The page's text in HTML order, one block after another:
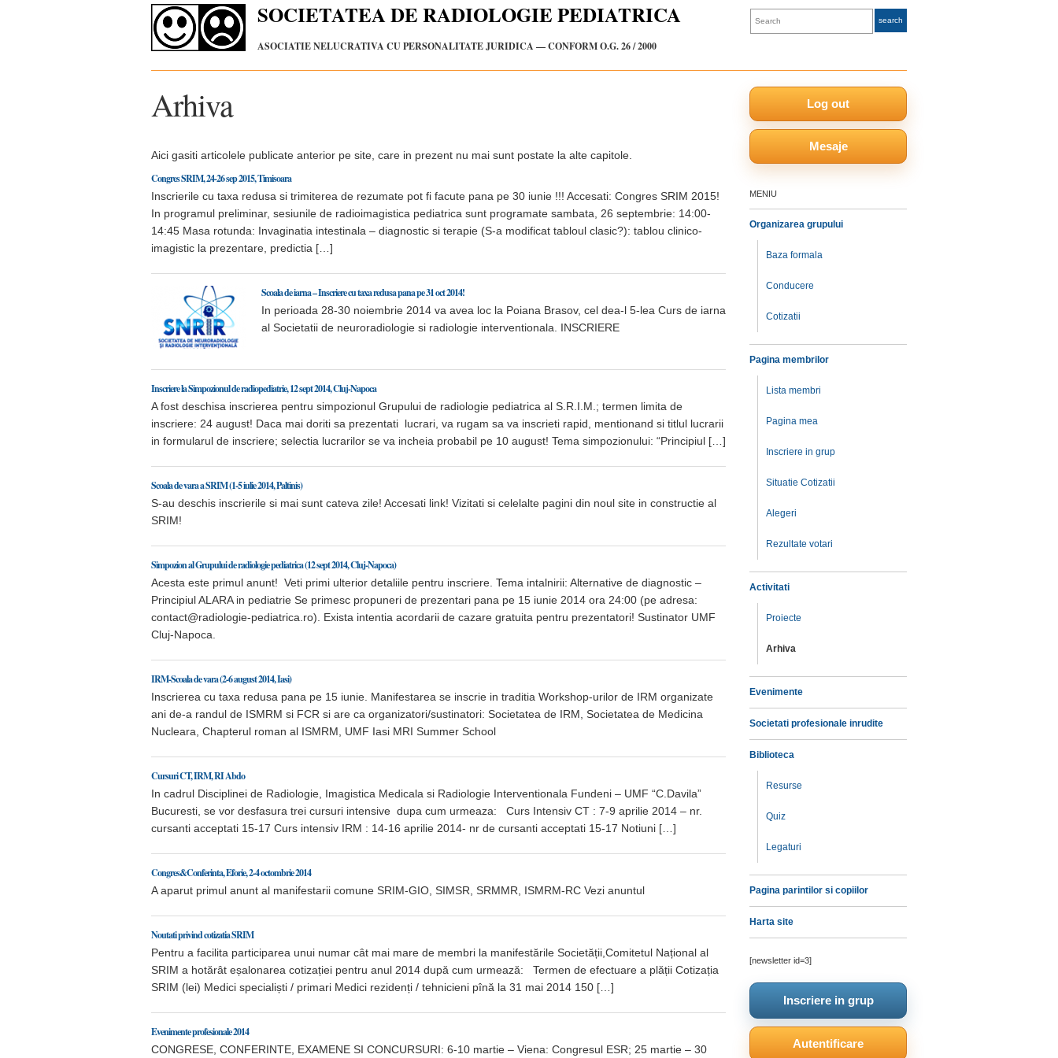
SOCIETATEA DE RADIOLOGIE PEDIATRICA
ASOCIATIE NELUCRATIVA CU PERSONALITATE JURIDICA — CONFORM O.G. 26 / 2000
Arhiva
Aici gasiti articolele publicate anterior pe site, care in prezent nu mai sunt postate la alte capitole.
Congres SRIM, 24-26 sep 2015, Timisoara
Inscrierile cu taxa redusa si trimiterea de rezumate pot fi facute pana pe 30 iunie !!! Accesati: Congres SRIM 2015!
In programul preliminar, sesiunile de radioimagistica pediatrica sunt programate sambata, 26 septembrie: 14:00-
14:45 Masa rotunda: Invaginatia intestinala – diagnostic si terapie (S-a modificat tabloul clasic?): tablou clinico-
imagistic la prezentare, predictia […]
Scoala de iarna – Inscriere cu taxa redusa pana pe 31 oct 2014!
In perioada 28-30 noiembrie 2014 va avea loc la Poiana Brasov, cel dea-l 5-lea Curs de iarna
al Societatii de neuroradiologie si radiologie interventionala. INSCRIERE
Inscriere la Simpozionul de radiopediatrie, 12 sept 2014, Cluj-Napoca
A fost deschisa inscrierea pentru simpozionul Grupului de radiologie pediatrica al S.R.I.M.; termen limita de
inscriere: 24 august! Daca mai doriti sa prezentati lucrari, va rugam sa va inscrieti rapid, mentionand si titlul lucrarii
in formularul de inscriere; selectia lucrarilor se va incheia probabil pe 10 august! Tema simpozionului: “Principiul […]
Scoala de vara a SRIM (1-5 iulie 2014, Paltinis)
S-au deschis inscrierile si mai sunt cateva zile! Accesati link! Vizitati si celelalte pagini din noul site in constructie al
SRIM!
Simpozion al Grupului de radiologie pediatrica (12 sept 2014, Cluj-Napoca)
Acesta este primul anunt! Veti primi ulterior detaliile pentru inscriere. Tema intalnirii: Alternative de diagnostic –
Principiul ALARA in pediatrie Se primesc propuneri de prezentari pana pe 15 iunie 2014 ora 24:00 (pe adresa:
contact@radiologie-pediatrica.ro). Exista intentia acordarii de cazare gratuita pentru prezentatori! Sustinator UMF
Cluj-Napoca.
IRM-Scoala de vara (2-6 august 2014, Iasi)
Inscrierea cu taxa redusa pana pe 15 iunie. Manifestarea se inscrie in traditia Workshop-urilor de IRM organizate
ani de-a randul de ISMRM si FCR si are ca organizatori/sustinatori: Societatea de IRM, Societatea de Medicina
Nucleara, Chapterul roman al ISMRM, UMF Iasi MRI Summer School
Cursuri CT, IRM, RI Abdo
In cadrul Disciplinei de Radiologie, Imagistica Medicala si Radiologie Interventionala Fundeni – UMF “C.Davila”
Bucuresti, se vor desfasura trei cursuri intensive dupa cum urmeaza: Curs Intensiv CT : 7-9 aprilie 2014 – nr.
cursanti acceptati 15-17 Curs intensiv IRM : 14-16 aprilie 2014- nr de cursanti acceptati 15-17 Notiuni […]
Congres&Conferinta, Eforie, 2-4 octombrie 2014
A aparut primul anunt al manifestarii comune SRIM-GIO, SIMSR, SRMMR, ISMRM-RC Vezi anuntul
Noutati privind cotizatia SRIM
Pentru a facilita participarea unui numar cât mai mare de membri la manifestările Societății,Comitetul Național al
SRIM a hotărât eșalonarea cotizației pentru anul 2014 după cum urmează: Termen de efectuare a plății Cotizația
SRIM (lei) Medici specialiști / primari Medici rezidenți / tehnicieni pînă la 31 mai 2014 150 […]
Evenimente profesionale 2014
CONGRESE, CONFERINTE, EXAMENE SI CONCURSURI: 6-10 martie – Viena: Congresul ESR; 25 martie – 30
Log out
Mesaje
MENIU
Organizarea grupului
Baza formala
Conducere
Cotizatii
Pagina membrilor
Lista membri
Pagina mea
Inscriere in grup
Situatie Cotizatii
Alegeri
Rezultate votari
Activitati
Proiecte
Arhiva
Evenimente
Societati profesionale inrudite
Biblioteca
Resurse
Quiz
Legaturi
Pagina parintilor si copiilor
Harta site
[newsletter id=3]
Inscriere in grup
Autentificare